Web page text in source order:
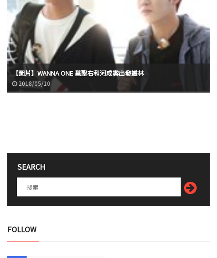
【圖片】WANNA ONE 邕聖右和河成雲出發叢林
2018/05/10
SEARCH
FOLLOW